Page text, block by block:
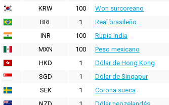
KRW
100 Won surcoreano
BRL
1 Real brasileño
INR
100 Rupia india
MXN
100 Peso mexicano
HKD
1 Dólar de Hong Kong
SGD
1 Dólar de Singapur
SEK
1 Corona sueca